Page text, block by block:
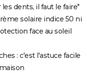
dents, il faut le faire"
solaire indice 50 ni
face au soleil
: c'est l'astuce facile